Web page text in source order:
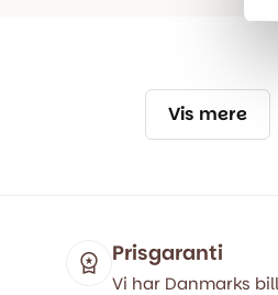
Vis mere
Prisgaranti
Vi har Danmarks